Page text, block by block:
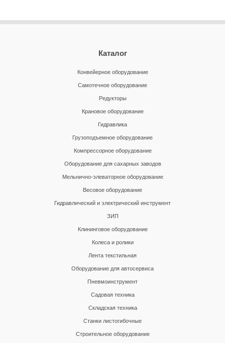
Каталог
Конвейерное оборудование
Самотечное оборудование
Редукторы
Крановое оборудование
Гидравлика
Грузоподъемное оборудование
Компрессорное оборудование
Оборудование для сахарных заводов
Мельнично-элеваторное оборудование
Весовое оборудование
Гидравлический и электрический инструмент
ЗИП
Клининговое оборудование
Колеса и ролики
Лента текстильная
Оборудование для автосервиса
Пневмоинструмент
Садовая техника
Складская техника
Станки листогибочные
Строительное оборудование